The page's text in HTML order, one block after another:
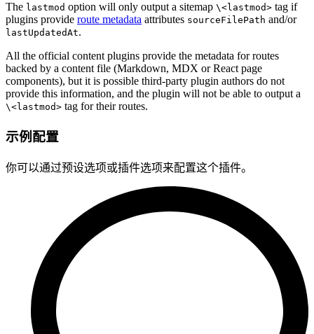
The lastmod option will only output a sitemap \<lastmod> tag if
plugins provide route metadata attributes sourceFilePath and/or
lastUpdatedAt.
All the official content plugins provide the metadata for routes
backed by a content file (Markdown, MDX or React page
components), but it is possible third-party plugin authors do not
provide this information, and the plugin will not be able to output a
\<lastmod> tag for their routes.
示例配置
你可以通过预设选项或插件选项来配置这个插件。